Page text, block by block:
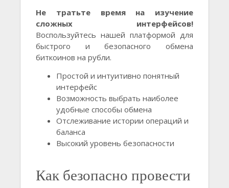
Не тратьте время на изучение
сложных интерфейсов!
Воспользуйтесь нашей платформой для
быстрого и безопасного обмена
биткоинов на рубли.
Простой и интуитивно понятный
интерфейс
Возможность выбрать наиболее
удобные способы обмена
Отслеживание истории операций и
баланса
Высокий уровень безопасности
Как безопасно провести